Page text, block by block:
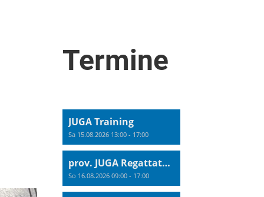
Termine
JUGA Training
Sa 15.08.2026 13:00 - 17:00
prov. JUGA Regattatraining
So 16.08.2026 09:00 - 17:00